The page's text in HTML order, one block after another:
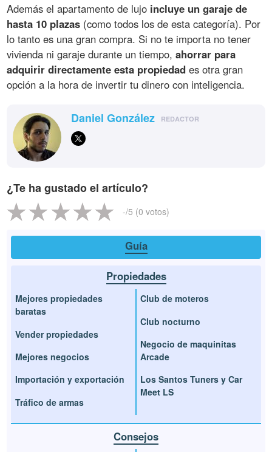
Además el apartamento de lujo incluye un garaje de
hasta 10 plazas (como todos los de esta categoría). Por
lo tanto es una gran compra. Si no te importa no tener
vivienda ni garaje durante un tiempo,ahorrar para
adquirir directamente esta propiedad es otra gran
opción a la hora de invertir tu dinero con inteligencia.
Daniel González REDACTOR
¿Te ha gustado el artículo?
-/5 (0 votos)
Guía
Propiedades
Mejores propiedades
baratas
Vender propiedades
Mejores negocios
Importación y exportación
Tráfico de armas
Club de moteros
Club nocturno
Negocio de maquinitas
Arcade
Los Santos Tuners y Car
Meet LS
Consejos